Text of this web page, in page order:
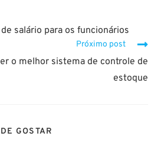
salário para os funcionários
Próximo post
o melhor sistema de controle de
estoque
GOSTAR